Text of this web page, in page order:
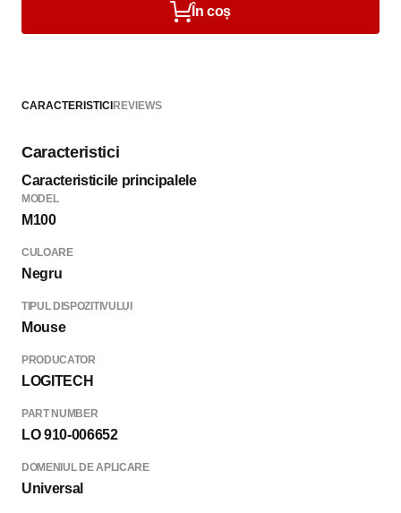
În coș
CARACTERISTICIREVIEWS
Caracteristici
Caracteristicile principalele
MODEL
M100
CULOARE
Negru
TIPUL DISPOZITIVULUI
Mouse
PRODUCATOR
LOGITECH
PART NUMBER
LO 910-006652
DOMENIUL DE APLICARE
Universal